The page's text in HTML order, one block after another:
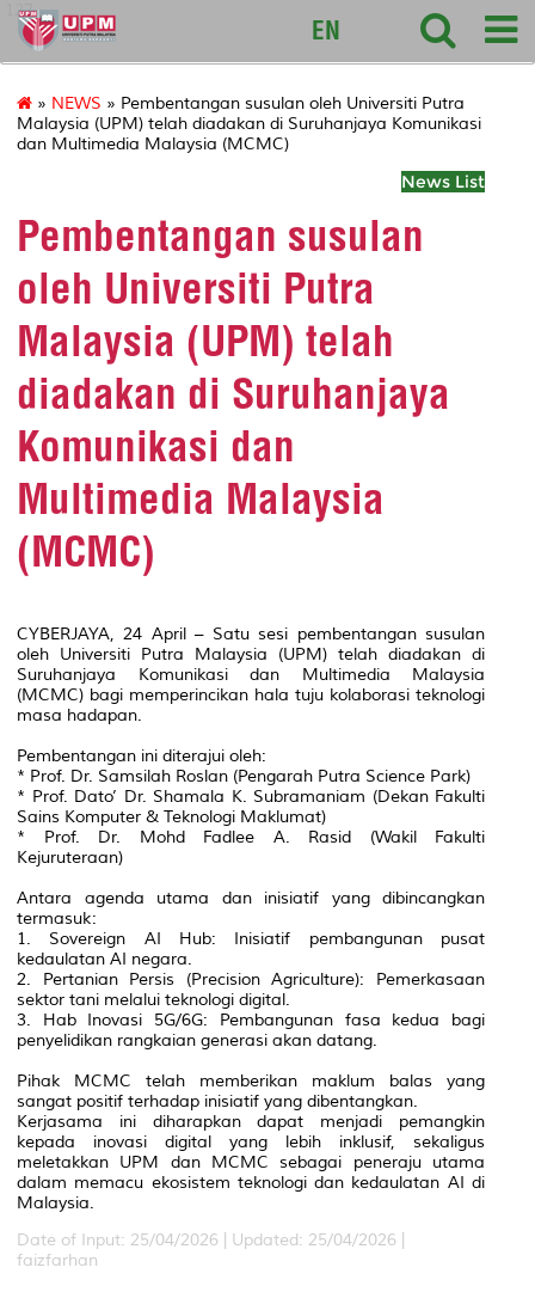
127
EN
» NEWS » Pembentangan susulan oleh Universiti Putra
Malaysia (UPM) telah diadakan di Suruhanjaya Komunikasi
dan Multimedia Malaysia (MCMC)
News List
Pembentangan susulan
oleh Universiti Putra
Malaysia (UPM) telah
diadakan di Suruhanjaya
Komunikasi dan
Multimedia Malaysia
(MCMC)
CYBERJAYA, 24 April – Satu sesi pembentangan susulan
oleh Universiti Putra Malaysia (UPM) telah diadakan di
Suruhanjaya Komunikasi dan Multimedia Malaysia
(MCMC) bagi memperincikan hala tuju kolaborasi teknologi
masa hadapan.
Pembentangan ini diterajui oleh:
* Prof. Dr. Samsilah Roslan (Pengarah Putra Science Park)
* Prof. Dato’ Dr. Shamala K. Subramaniam (Dekan Fakulti
Sains Komputer & Teknologi Maklumat)
* Prof. Dr. Mohd Fadlee A. Rasid (Wakil Fakulti
Kejuruteraan)
Antara agenda utama dan inisiatif yang dibincangkan
termasuk:
1. Sovereign AI Hub: Inisiatif pembangunan pusat
kedaulatan AI negara.
2. Pertanian Persis (Precision Agriculture): Pemerkasaan
sektor tani melalui teknologi digital.
3. Hab Inovasi 5G/6G: Pembangunan fasa kedua bagi
penyelidikan rangkaian generasi akan datang.
Pihak MCMC telah memberikan maklum balas yang
sangat positif terhadap inisiatif yang dibentangkan.
Kerjasama ini diharapkan dapat menjadi pemangkin
kepada inovasi digital yang lebih inklusif, sekaligus
meletakkan UPM dan MCMC sebagai peneraju utama
dalam memacu ekosistem teknologi dan kedaulatan AI di
Malaysia.
Date of Input: 25/04/2026 | Updated: 25/04/2026 |
faizfarhan